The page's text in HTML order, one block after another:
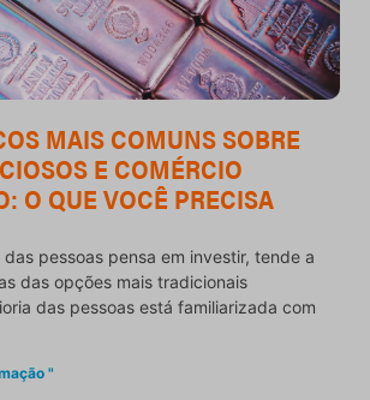
MAIS COMUNS SOBRE
E COMÉRCIO
O QUE VOCÊ PRECISA
pessoas pensa em investir, tende a
das opções mais tradicionais
das pessoas está familiarizada com
"